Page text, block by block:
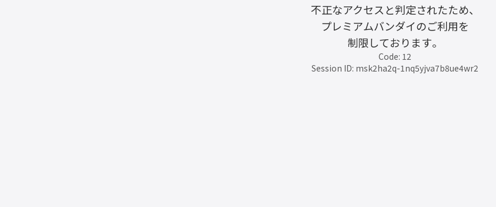
不正なアクセスと判定されたため、
プレミアムバンダイのご利用を
制限しております。
Code: 12
Session ID: msk2ha2q-1nq5yjva7b8ue4wr2